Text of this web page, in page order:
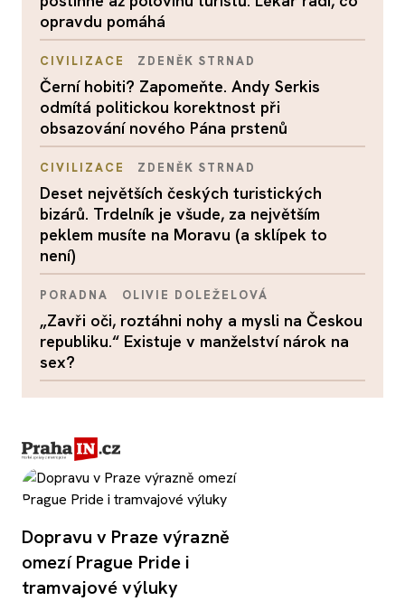
opravdu pomáhá
CIVILIZACE ZDENĚK STRNAD
Černí hobiti? Zapomeňte. Andy Serkis
odmítá politickou korektnost při
obsazování nového Pána prstenů
CIVILIZACE ZDENĚK STRNAD
Deset největších českých turistických
bizárů. Trdelník je všude, za největším
peklem musíte na Moravu (a sklípek to
není)
PORADNA OLIVIE DOLEŽELOVÁ
„Zavři oči, roztáhni nohy a mysli na Českou
republiku.“ Existuje v manželství nárok na
sex?
Dopravu v Praze výrazně
omezí Prague Pride i
tramvajové výluky